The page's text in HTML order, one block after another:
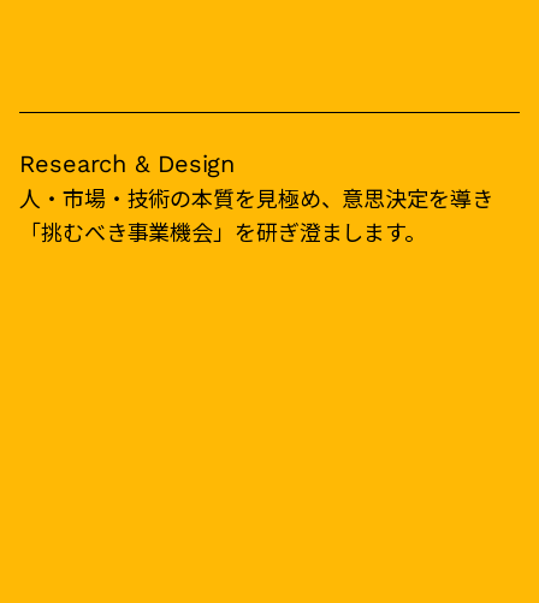
Research & Design
人・市場・技術の本質を見極め、意思決定を導き
「挑むべき事業機会」を研ぎ澄まします。